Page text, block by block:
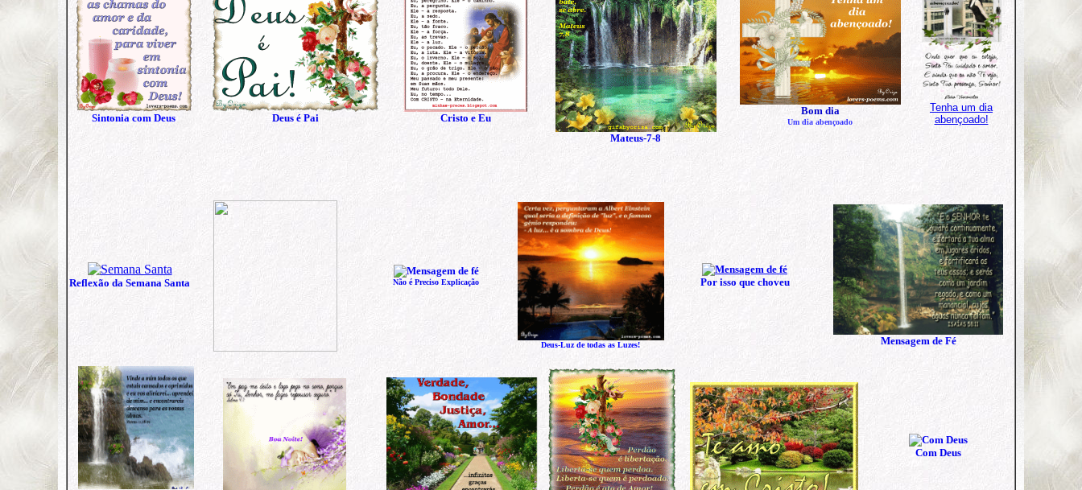
Sintonia com Deus Deus é Pai
Cristo e Eu
Mateus-7-8
Bom dia
Um dia abençoado
Tenha um dia
abençoado!
Reflexão da Semana Santa Não é Preciso Explicação
Deus-Luz de todas as Luzes!
Por isso que choveu
Mensagem de Fé
Com Deus